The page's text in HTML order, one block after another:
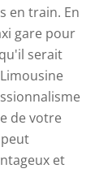
en train. En
gare pour
serait
de votre
et